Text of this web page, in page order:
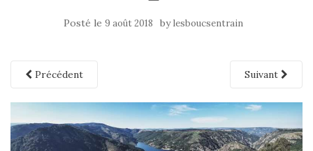
Posté le 9 août 2018 bylesboucsentrain
Précédent Suivant